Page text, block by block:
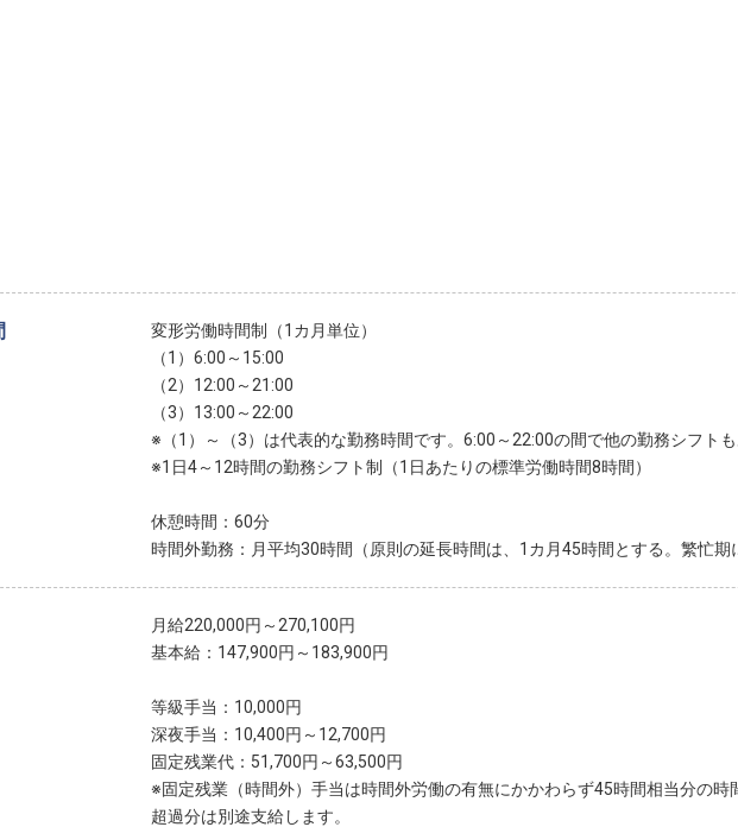
変形労働時間制（1カ月単位）
（1）6:00～15:00
（2）12:00～21:00
（3）13:00～22:00
※（1）～（3）は代表的な勤務時間です。6:00～22:00の間で他の勤務シフト
※1日4～12時間の勤務シフト制（1日あたりの標準労働時間8時間）
休憩時間：60分
時間外勤務：月平均30時間（原則の延長時間は、1カ月45時間とする。繁忙
月給220,000円～270,100円
基本給：147,900円～183,900円
等級手当：10,000円
深夜手当：10,400円～12,700円
固定残業代：51,700円～63,500円
※固定残業（時間外）手当は時間外労働の有無にかかわらず45時間相当分の時
超過分は別途支給します。